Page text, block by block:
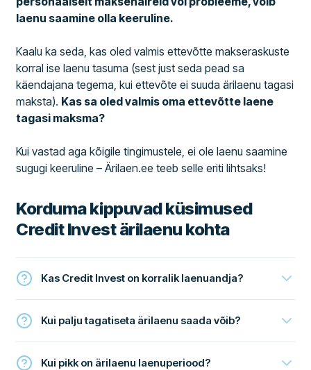
laenu saamine olla keeruline.
Kaalu ka seda, kas oled valmis ettevõtte makseraskuste
korral ise laenu tasuma (sest just seda pead sa
käendajana tegema, kui ettevõte ei suuda ärilaenu tagasi
maksta). Kas sa oled valmis oma ettevõtte laene
tagasi maksma?
Kui vastad aga kõigile tingimustele, ei ole laenu saamine
sugugi keeruline – Ärilaen.ee teeb selle eriti lihtsaks!
Korduma kippuvad küsimused
Credit Invest ärilaenu kohta
Kas Credit Invest on korralik laenuandja?
Kui palju tagatiseta ärilaenu saada võib?
Kui pikk on ärilaenu laenuperiood?